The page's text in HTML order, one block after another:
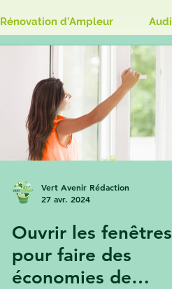
Rénovation d'Ampleur
Vert Avenir Rédaction
27 avr. 2024
Ouvrir les fenêtres
pour faire des
économies de